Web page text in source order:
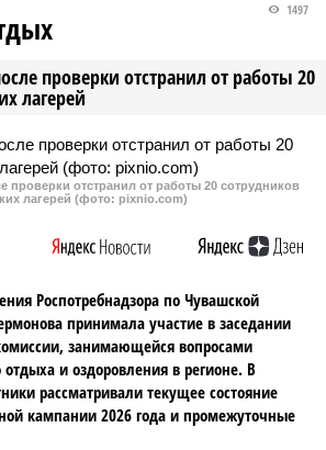
проверки отстранил от работы 20
лагерей
1497
проверки отстранил от работы 20 сотрудников
лагерей (фото: pixnio.com)
Роспотребнадзора по Чувашской
принимала участие в заседании
занимающейся вопросами
отдыха и оздоровления в регионе. В
рассматривали текущее состояние
кампании 2026 года и промежуточные